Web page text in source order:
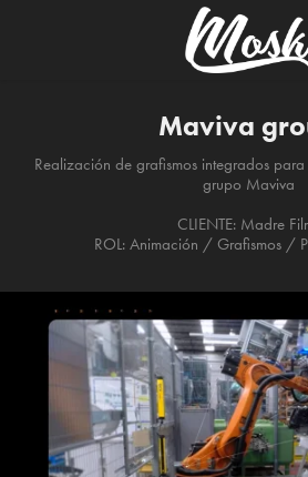
Maviva
Realización de grafismos integrados
grupo Maviva
CLIENTE: Madre